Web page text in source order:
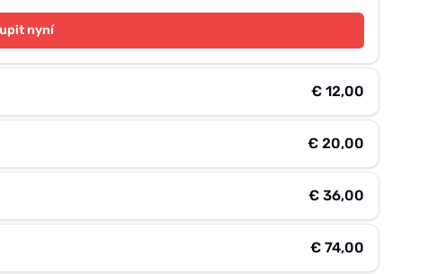
nyní
€ 12,00
€ 20,00
€ 36,00
€ 74,00